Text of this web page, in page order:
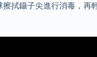
拭鑷子尖進行消毒，再